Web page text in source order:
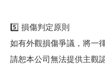
5️⃣ 損傷判定原則
如有外觀損傷爭議，將一
請恕本公司無法提供主觀認